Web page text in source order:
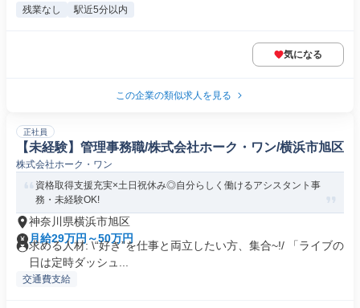
残業なし 駅近5分以内
気になる
この企業の類似求人を見る
正社員
【未経験】管理事務職/株式会社ホーク・ワン/横浜市旭区
株式会社ホーク・ワン
資格取得支援充実×土日祝休み◎自分らしく働けるアシスタント事
務・未経験OK!
神奈川県横浜市旭区
月給29万円～50万円
求める人材: \“好き”を仕事と両立したい方、集合~!/ 「ライブの
日は定時ダッシュ...
交通費支給